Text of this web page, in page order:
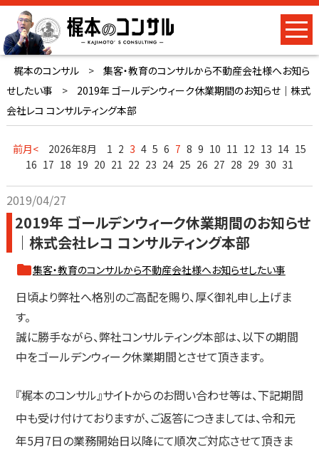
梶本のコンサル >
集客・教育のコンサルから不動産会社様へお知ら
せしたい事
>
2019年 ゴールデンウィーク休業期間のお知らせ｜株式
会社レコ コンサルティング本部
前月< 2026年8月 1 2 3 4 5 6 7 8 9 10 11 12 13 14 15
16 17 18 19 20 21 22 23 24 25 26 27 28 29 30 31
2019/04/27
2019年 ゴールデンウィーク休業期間のお知らせ
｜株式会社レコ コンサルティング本部
集客・教育のコンサルから不動産会社様へお知らせしたい事
日頃より弊社へ格別のご高配を賜り、厚く御礼申し上げま
す。
誠に勝手ながら、弊社コンサルティング本部は、以下の期間
中をゴールデンウィーク休業期間とさせて頂きます。
『梶本のコンサル』サイトからのお問い合わせ等は、下記期間
中も受け付けておりますが、ご返答につきましては、令和元
年5月7日の業務開始日以降にて順次ご対応させて頂きま